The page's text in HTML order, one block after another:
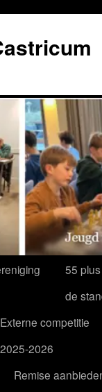
55
de
Externe competitie
2025-2026
Remise